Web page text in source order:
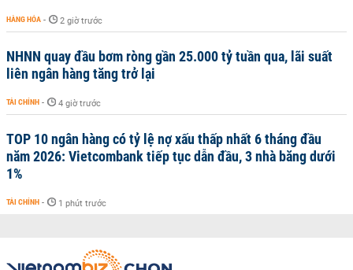
HÀNG HÓA - 2 giờ trước
NHNN quay đầu bơm ròng gần 25.000 tỷ tuần qua, lãi suất
liên ngân hàng tăng trở lại
TÀI CHÍNH - 4 giờ trước
TOP 10 ngân hàng có tỷ lệ nợ xấu thấp nhất 6 tháng đầu
năm 2026: Vietcombank tiếp tục dẫn đầu, 3 nhà băng dưới
1%
TÀI CHÍNH - 1 phút trước